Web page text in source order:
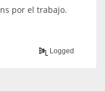
por el trabajo.
Logged